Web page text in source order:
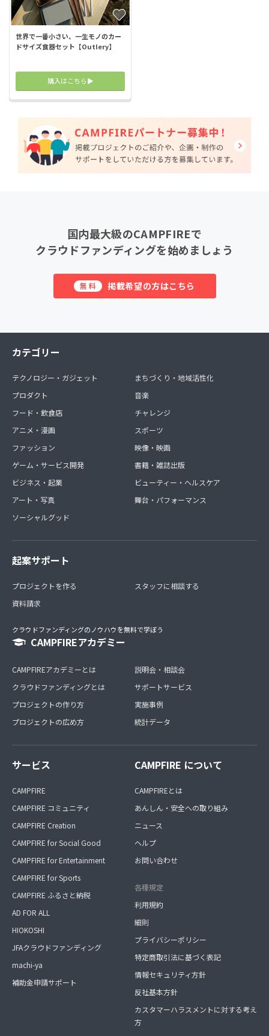
世界で一番小さい、一生モノのカー
ドサイズ食器セット【Outlery】
購入はこちら▶︎
国内最大級のCAMPFIREで
クラウドファンディングを始めましょう
無料 掲載希望の方はこちら
カテゴリー
テクノロジー・ガジェット
プロダクト
フード・飲食店
アニメ・漫画
ファッション
ゲーム・サービス開発
ビジネス・起業
アート・写真
ソーシャルグッド
まちづくり・地域活性化
音楽
チャレンジ
スポーツ
映像・映画
書籍・雑誌出版
ビューティー・ヘルスケア
舞台・パフォーマンス
起案サポート
プロジェクトを作る
資料請求
スタッフに相談する
クラウドファンディングのノウハウを無料で学ぼう
CAMPFIREアカデミー
CAMPFIREアカデミーとは
クラウドファンディングとは
プロジェクトの作り方
プロジェクトの広め方
説明会・相談会
サポートサービス
実施事例
統計データ
サービス
CAMPFIRE
CAMPFIRE コミュニティ
CAMPFIRE Creation
CAMPFIRE for Social Good
CAMPFIRE for Entertainment
CAMPFIRE for Sports
CAMPFIRE ふるさと納税
AD FOR ALL
HIOKOSHI
JFAクラウドファンディング
machi-ya
補助金申請サポート
CAMPFIRE について
CAMPFIREとは
あんしん・安全への取り組み
ニュース
ヘルプ
お問い合わせ
各種規定
利用規約
細則
プライバシーポリシー
特定商取引法に基づく表記
情報セキュリティ方針
反社基本方針
カスタマーハラスメントに対する考え
方